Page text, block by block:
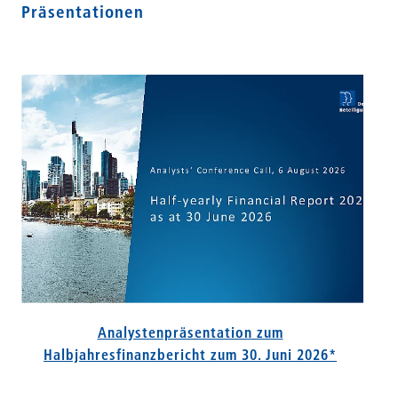
Präsentationen
Analystenpräsentation zum
Halbjahresfinanzbericht zum 30. Juni 2026*